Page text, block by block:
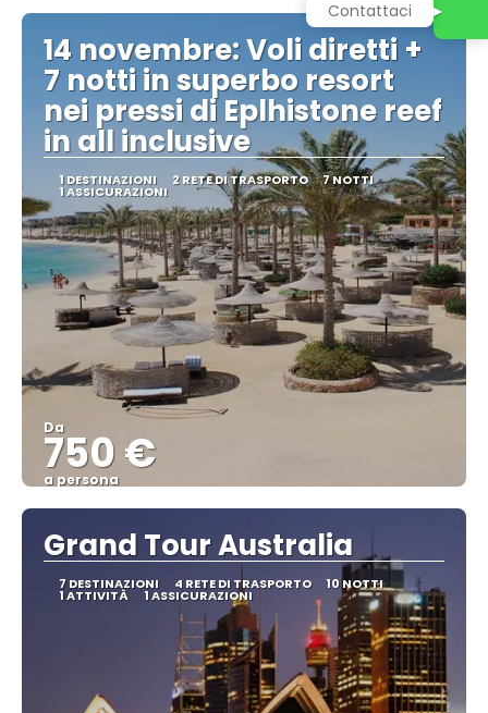
Vedere
14 novembre: Voli diretti +
7 notti in superbo resort
nei pressi di Eplhistone reef
in all inclusive
1 DESTINAZIONI 2 RETE DI TRASPORTO 7 NOTTI
1 ASSICURAZIONI
Da
750 €
a persona
Vedere
Grand Tour Australia
7 DESTINAZIONI 4 RETE DI TRASPORTO 10 NOTTI
1 ATTIVITÀ 1 ASSICURAZIONI
Contattaci